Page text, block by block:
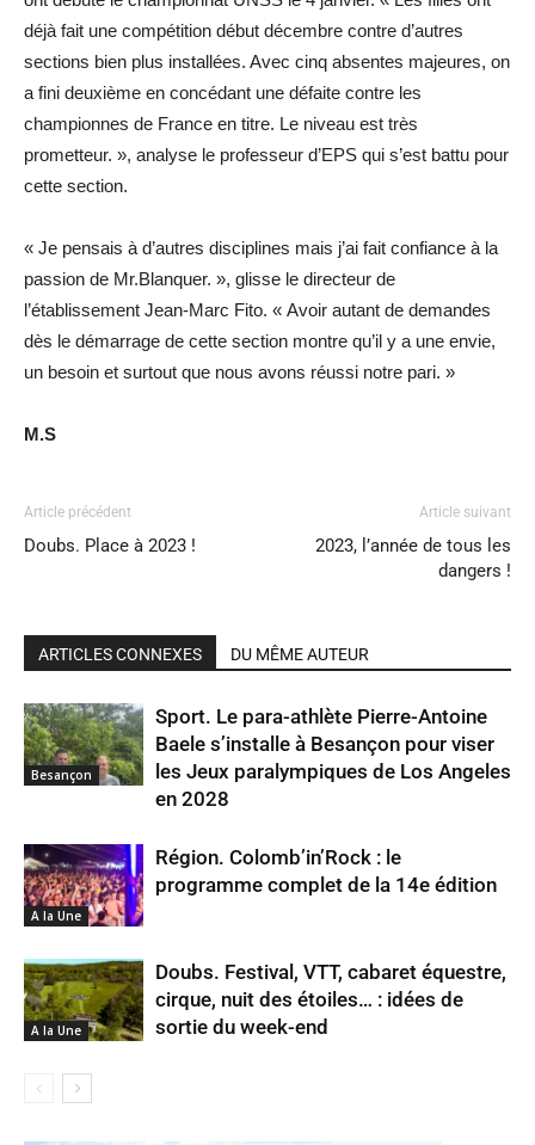
déjà fait une compétition début décembre contre d’autres
sections bien plus installées. Avec cinq absentes majeures, on
a fini deuxième en concédant une défaite contre les
championnes de France en titre. Le niveau est très
prometteur. », analyse le professeur d’EPS qui s’est battu pour
cette section.
« Je pensais à d’autres disciplines mais j’ai fait confiance à la
passion de Mr.Blanquer. », glisse le directeur de
l’établissement Jean-Marc Fito. « Avoir autant de demandes
dès le démarrage de cette section montre qu’il y a une envie,
un besoin et surtout que nous avons réussi notre pari. »
M.S
Article précédent
Doubs. Place à 2023 !
Article suivant
2023, l’année de tous les
dangers !
ARTICLES CONNEXES DU MÊME AUTEUR
Besançon
Sport. Le para-athlète Pierre-Antoine
Baele s’installe à Besançon pour viser
les Jeux paralympiques de Los Angeles
en 2028
A la Une
Région. Colomb’in’Rock : le
programme complet de la 14e édition
A la Une
Doubs. Festival, VTT, cabaret équestre,
cirque, nuit des étoiles… : idées de
sortie du week-end